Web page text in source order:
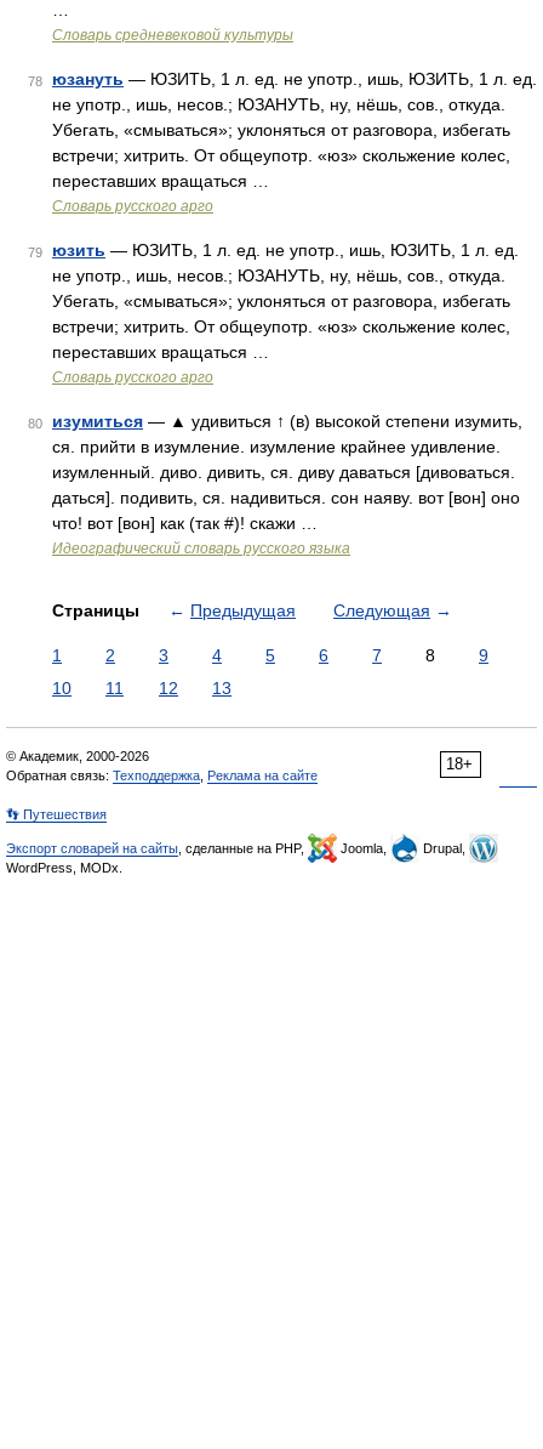
Словарь средневековой культуры
78 юзануть — ЮЗИТЬ, 1 л. ед. не употр., ишь, ЮЗИТЬ, 1 л. ед.
не употр., ишь, несов.; ЮЗАНУТЬ, ну, нёшь, сов., откуда.
Убегать, «смываться»; уклоняться от разговора, избегать
встречи; хитрить. От общеупотр. «юз» скольжение колес,
переставших вращаться …
Словарь русского арго
79 юзить — ЮЗИТЬ, 1 л. ед. не употр., ишь, ЮЗИТЬ, 1 л. ед.
не употр., ишь, несов.; ЮЗАНУТЬ, ну, нёшь, сов., откуда.
Убегать, «смываться»; уклоняться от разговора, избегать
встречи; хитрить. От общеупотр. «юз» скольжение колес,
переставших вращаться …
Словарь русского арго
80 изумиться — ▲ удивиться ↑ (в) высокой степени изумить,
ся. прийти в изумление. изумление крайнее удивление.
изумленный. диво. дивить, ся. диву даваться [дивоваться.
даться]. подивить, ся. надивиться. сон наяву. вот [вон] оно
что! вот [вон] как (так #)! скажи …
Идеографический словарь русского языка
Страницы ← Предыдущая Следующая →
1 2 3 4 5 6 7 8
9
10
11 12 13
18+
© Академик, 2000-2026
Обратная связь: Техподдержка Реклама на сайте
👣 Путешествия
Экспорт словарей на сайты , сделанные на PHP, Joomla,
Drupal,
WordPress, MODx.